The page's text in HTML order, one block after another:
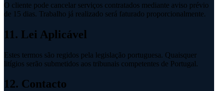
O cliente pode cancelar serviços contratados mediante aviso prévio
de 15 dias. Trabalho já realizado será faturado proporcionalmente.
11. Lei Aplicável
Estes termos são regidos pela legislação portuguesa. Quaisquer
litígios serão submetidos aos tribunais competentes de Portugal.
12. Contacto